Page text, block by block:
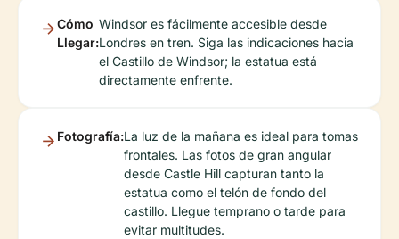
Cómo
Llegar:
Windsor es fácilmente accesible desde
Londres en tren. Siga las indicaciones hacia
el Castillo de Windsor; la estatua está
directamente enfrente.
Fotografía:La luz de la mañana es ideal para tomas
frontales. Las fotos de gran angular
desde Castle Hill capturan tanto la
estatua como el telón de fondo del
castillo. Llegue temprano o tarde para
evitar multitudes.